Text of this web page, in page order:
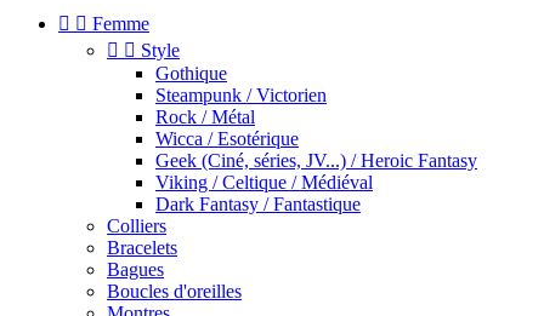
  Femme
  Style
Gothique
Steampunk / Victorien
Rock / Métal
Wicca / Esotérique
Geek (Ciné, séries, JV...) / Heroic Fantasy
Viking / Celtique / Médiéval
Dark Fantasy / Fantastique
Colliers
Bracelets
Bagues
Boucles d'oreilles